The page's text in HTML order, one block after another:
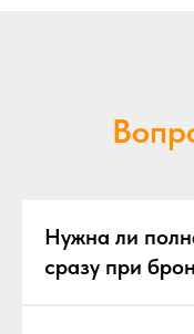
Нужна ли
сразу при